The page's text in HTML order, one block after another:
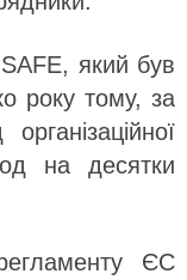
який був
року тому, за
на десятки
ЄС